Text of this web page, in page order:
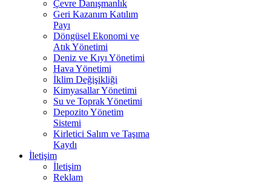
Çevre Danışmanlık
Geri Kazanım Katılım
Payı
Döngüsel Ekonomi ve
Atık Yönetimi
Deniz ve Kıyı Yönetimi
Hava Yönetimi
İklim Değişikliği
Kimyasallar Yönetimi
Su ve Toprak Yönetimi
Depozito Yönetim
Sistemi
Kirletici Salım ve Taşıma
Kaydı
İletişim
İletişim
Reklam